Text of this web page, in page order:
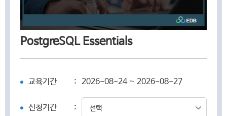
PostgreSQL Essentials
교육기간 : 2026-08-24 ~ 2026-08-27
신청기간 : 선택